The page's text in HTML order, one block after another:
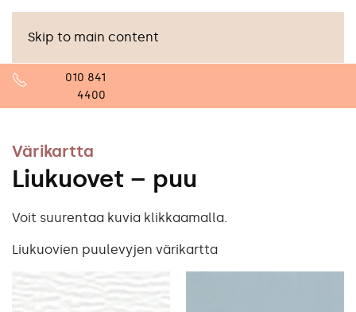
Skip to main content
010 841
4400
Värikartta
Liukuovet – puu
Voit suurentaa kuvia klikkaamalla.
Liukuovien puulevyjen värikartta